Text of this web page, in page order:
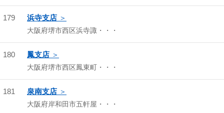
179 浜寺支店
大阪府堺市西区浜寺諏・・・
180 鳳支店
大阪府堺市西区鳳東町・・・
181 泉南支店
大阪府岸和田市五軒屋・・・